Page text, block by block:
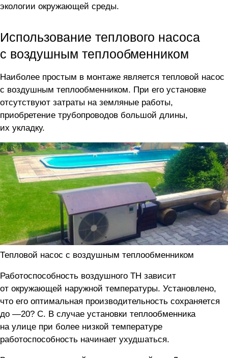
экологии окружающей среды.
Использование теплового насоса
с воздушным теплообменником
Наиболее простым в монтаже является тепловой насос
с воздушным теплообменником. При его установке
отсутствуют затраты на земляные работы,
приобретение трубопроводов большой длины,
их укладку.
Тепловой насос с воздушным теплообменником
Работоспособность воздушного ТН зависит
от окружающей наружной температуры. Установлено,
что его оптимальная производительность сохраняется
до —20? C. В случае установки теплообменника
на улице при более низкой температуре
работоспособность начинает ухудшаться.